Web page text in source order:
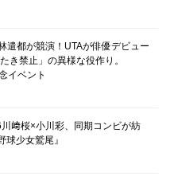
遣都が競演！UTAが俳優デビュー
き禁止」の異様な役作り。
イベント
川﨑桜×小川彩、同期コンビが紡
球少女鷲尾』